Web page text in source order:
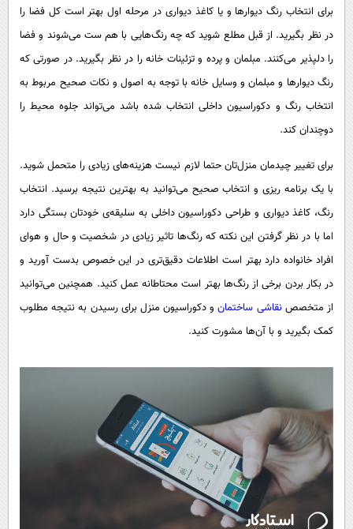
برای انتخاب رنگ دیوارها و یا کاغذ دیواری در مرحله اول بهتر است کل فضا را
در نظر بگیرید. از قبل مطلع شوید که چه رنگ‌هایی با هم ست می‌شوند و فضا
را دلپذیر می‌کنند. مبلمان و پرده و تزئینات خانه را در نظر بگیرید. در صورتی که
رنگ دیوارها و مبلمان و وسایل خانه با توجه به اصول و نکات صحیح مربوط به
انتخاب رنگ و دکوراسیون داخلی انتخاب شده باشد می‌تواند جلوه محیط را
دوچندان کند.
برای تغییر چیدمان منزل‌تان حتما لازم نیست هزینه‌های زیادی را متحمل شوید.
با یک برنامه ریزی و انتخاب صحیح می‌توانید به بهترین نتیجه برسید. انتخاب
رنگ، کاغذ دیواری و طراحی دکوراسیون داخلی به سلیقه‌ی خودتان بستگی دارد
اما با در نظر گرفتن این نکته که رنگ‌ها تاثیر زیادی در شخصیت و حال و هوای
افراد خانواده دارد بهتر است اطلاعات دقیق‌تری در این خصوص بدست آورید و
در بکار بردن برخی از رنگ‌ها بهتر است محتاطانه عمل کنید. همچنین می‌توانید
از متخصصنقاشی ساختمانو دکوراسیون منزل برای رسیدن به نتیجه مطلوب
کمک بگیرید و با آن‌ها مشورت کنید.